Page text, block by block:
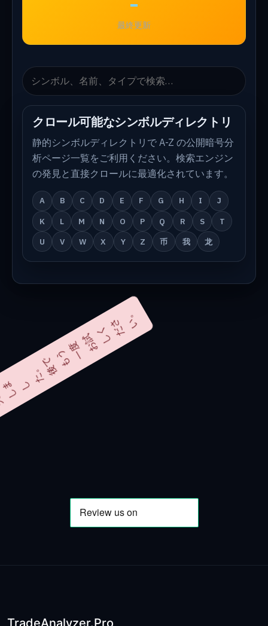
最終更新
クロール可能なシンボルディレクトリ
静的シンボルディレクトリで A-Z の公開暗号分
析ページ一覧をご利用ください。検索エンジン
の発見と直接クロールに最適化されています。
A B C D E F G H I J
K L M N O P Q R S T
U V W X Y Z 币 我 龙
し
た
。
で